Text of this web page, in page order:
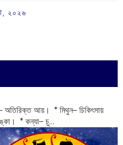
২০২৬
আয়। * মিথুন– চিকিৎসায়
* কন্যা– চু...